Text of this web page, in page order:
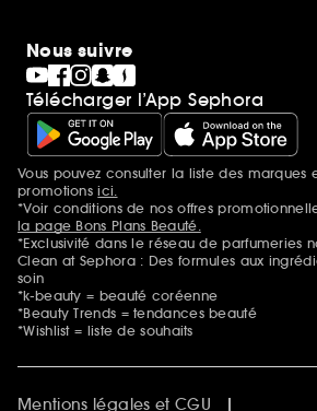
Nous suivre
Télécharger l’App Sephora
Mentions additionnelles
Vous pouvez consulter la liste des marques
promotionsici.
*Voir conditions de nos offres
la page Bons Plans Beauté.
*Exclusivité dans le réseau de parfumeries
Clean at Sephora : Des formules aux
soin
*k-beauty = beauté coréenne
*Beauty Trends = tendances beauté
*Wishlist = liste de souhaits
Mentions légales et CGU